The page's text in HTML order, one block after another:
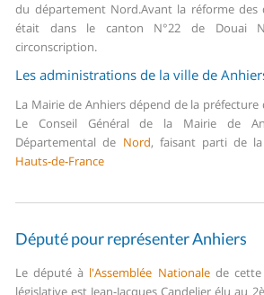
du département Nord.Avant la réforme des
était dans le canton N°22 de Douai
circonscription.
Les administrations de la ville de
La Mairie de Anhiers dépend de la
Le Conseil Général de la Mairie de
Départemental de Nord, faisant parti de
Hauts-de-France
Député pour représenter Anhiers
Le député à l'Assemblée Nationalede cette